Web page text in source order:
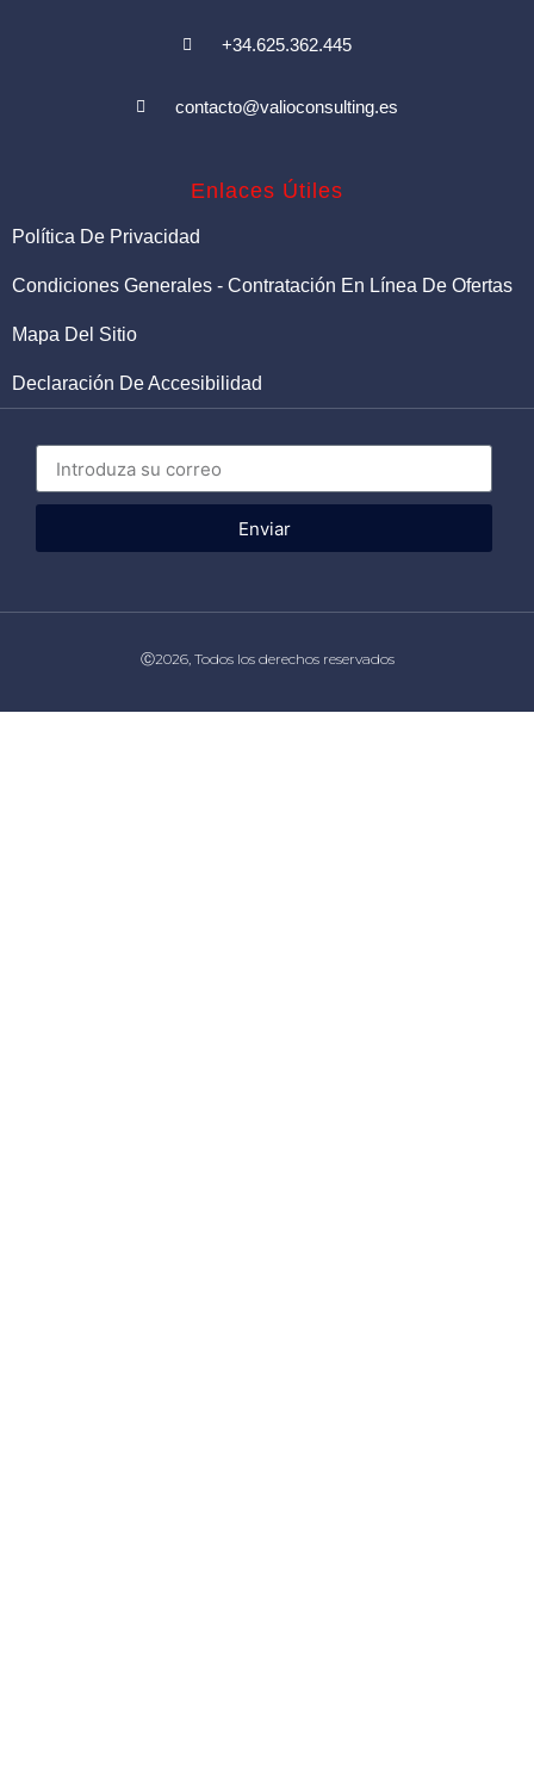
+34.625.362.445
contacto@valioconsulting.es
Enlaces Útiles
Política De Privacidad
Condiciones Generales - Contratación En Línea De Ofertas
Mapa Del Sitio
Declaración De Accesibilidad
Enviar
Ⓒ2026, Todos los derechos reservados